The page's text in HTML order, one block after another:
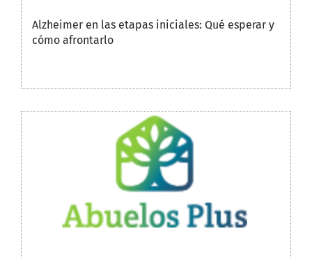
Alzheimer en las etapas iniciales: Qué esperar y
cómo afrontarlo